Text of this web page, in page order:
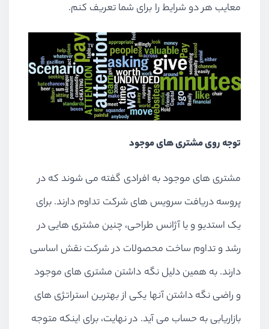
معایب هر دو شرایط را برای شما تعریف کنم.
توجه روی مشتری های موجود
مشتری های موجود به افرادی گفته می شوند که در
پروسه دریافت سرویس های شرکت تداوم دارند. برای
یک استدیو و یا آژانس طراحی، چنین مشتری هایی در
رشد و تداوم ساخت محصولات در شرکت نقش اساسی
دارند. به همین دلیل نگه داشتن مشتری های موجود
و راضی نگه داشتن آنها یکی از بهترین استراتژی های
بازاریابی به حساب می آید. در نهایت، برای اینکه متوجه